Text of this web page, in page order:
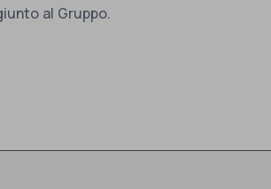
al Gruppo.